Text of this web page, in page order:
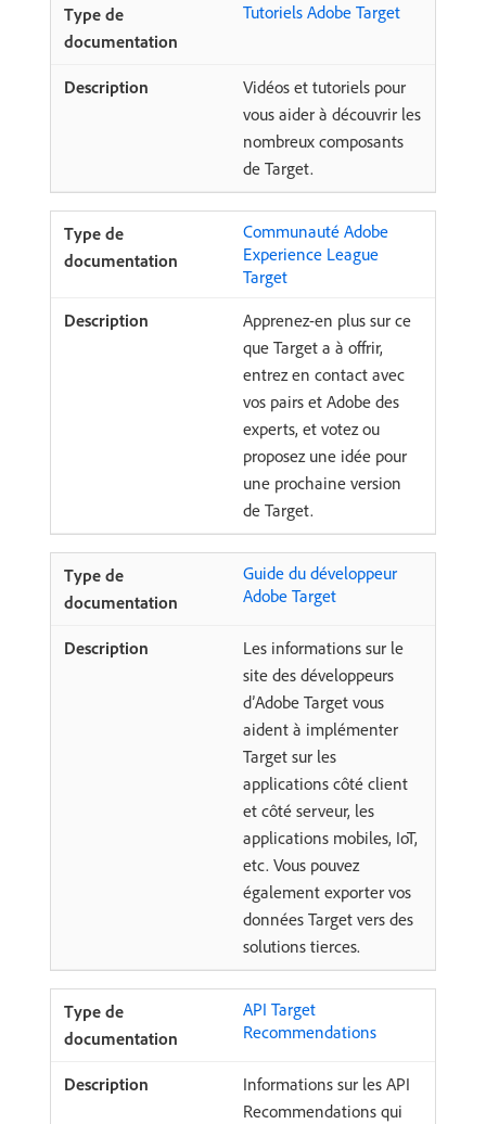
Tutoriels Adobe Target
Vidéos et tutoriels pour
vous aider à découvrir les
nombreux composants
de Target.
Communauté Adobe
Experience League
Target
Apprenez-en plus sur ce
que Target a à offrir,
entrez en contact avec
vos pairs et Adobe des
experts, et votez ou
proposez une idée pour
une prochaine version
de Target.
Guide du développeur
Adobe Target
Les informations sur le
site des développeurs
d’Adobe Target vous
aident à implémenter
Target sur les
applications côté client
et côté serveur, les
applications mobiles, IoT,
etc. Vous pouvez
également exporter vos
données Target vers des
solutions tierces.
API Target
Recommendations
Informations sur les API
Recommendations qui